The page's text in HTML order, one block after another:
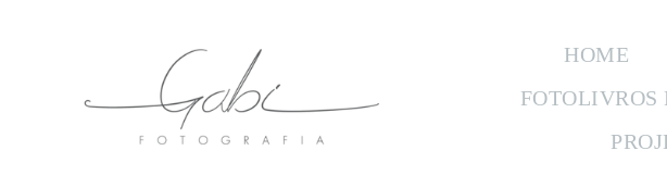
HOME
FOTOLIVROS